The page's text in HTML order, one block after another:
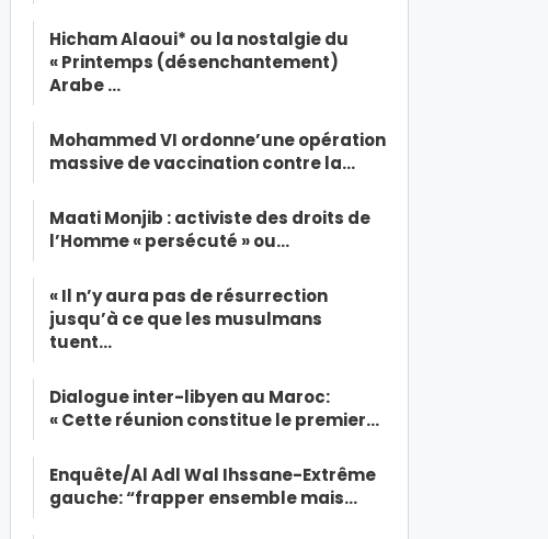
Hicham Alaoui* ou la nostalgie du
« Printemps (désenchantement)
Arabe …
Mohammed VI ordonne’une opération
massive de vaccination contre la…
Maati Monjib : activiste des droits de
l’Homme « persécuté » ou…
« Il n’y aura pas de résurrection
jusqu’à ce que les musulmans
tuent…
Dialogue inter-libyen au Maroc:
« Cette réunion constitue le premier…
Enquête/Al Adl Wal Ihssane-Extrême
gauche: “frapper ensemble mais…